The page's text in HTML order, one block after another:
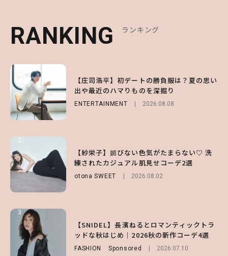
RANKING ランキング
【庄司浩平】初デートの勝負服は？夏の思い
出や最近のハマりものを深掘り
ENTERTAINMENT 2026.08.08
2
【紗栄子】媚びない色気がたまらない♡ 洗
練されたカジュアル肌見せコーデ2選
otona SWEET 2026.08.02
3
【SNIDEL】長濱ねるとロマンティックトラ
ッドな秋はじめ｜2026秋の新作コーデ4選
FASHION Sponsored 2026.07.10
RANKING ランキング
【ハローキティ】がスシローと初コラボ♡
第1弾の気になるメニュー＆限定グッズを総
チェック！
2026.07.31
2
【大原優乃】夏メイクはプレイフルに！ドキ
ッとしちゃう色っぽ“うるみ目”のつくり方
BEAUTY 2026.08.01
3
【森香澄】理想のスタイルはどう作る？体型
キープの秘訣や夏の過ごし方など独占インタ
ビュー！
ENTERTAINMENT 2026.07.31
RANKING ランキング
【SNIDEL】長濱ねるとロマンティックトラ
ッドな秋はじめ｜2026秋の新作コーデ4選
FASHION Sponsored 2026.07.10
2
【付録】総柄ハローキティが可愛すぎ♡ 紀
ノ国屋コラボの“優秀保冷バッグ”は夏の強
い味方！【オトナミューズ9月号増刊】
2026.07.12
3
【谷まりあ】夏は“シアースカート”でさり
げなく肌見せ！透け感のニュアンスを楽しめ
るマストハブアイテム4選